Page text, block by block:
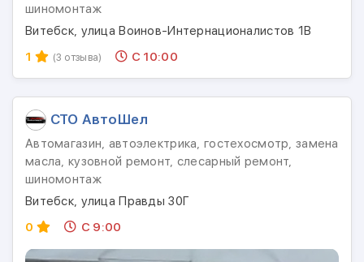
шиномонтаж
Витебск, улица Воинов-Интернационалистов 1В
1
(3 отзыва) С 10:00
СТО АвтоШел
Автомагазин, автоэлектрика, гостехосмотр, замена
масла, кузовной ремонт, слесарный ремонт,
шиномонтаж
Витебск, улица Правды 30Г
0
С 9:00